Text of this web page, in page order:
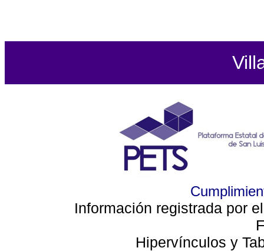
Información registrada por
Hipervínculos y